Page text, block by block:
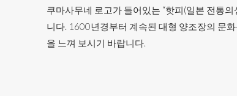
쿠마사무네 로고가 들어있는 “핫피(일본 전통
니다. 1600년경부터 계속된 대형 양조장의 문
을 느껴 보시기 바랍니다.